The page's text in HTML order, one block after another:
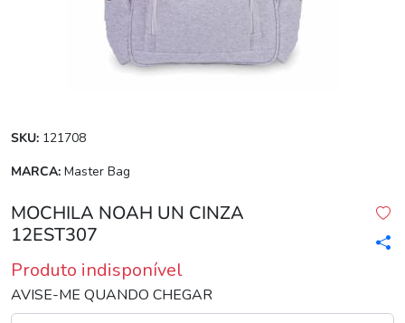
SKU: 121708
MARCA: Master Bag
MOCHILA NOAH UN CINZA
12EST307
Produto indisponível
AVISE-ME QUANDO CHEGAR